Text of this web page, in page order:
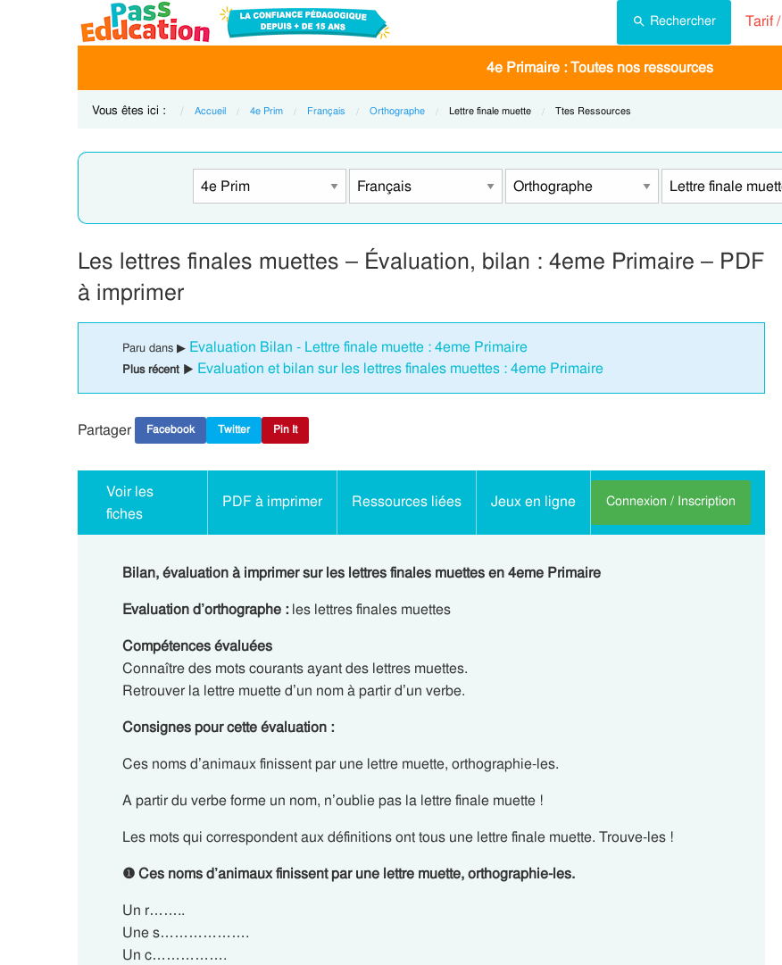
Rechercher Tarif /
4e Primaire : Toutes nos ressources
Vous êtes ici : Accueil 4e Prim Français Orthographe Current:
Lettre finale muette Current:
Ttes Ressources
Les lettres finales muettes – Évaluation, bilan : 4eme Primaire – PDF
à imprimer
Paru dans ▶ Evaluation Bilan - Lettre finale muette : 4eme Primaire
Plus récent ▶ Evaluation et bilan sur les lettres finales muettes : 4eme Primaire
Partager Facebook Twitter Pin It
Voir les
fiches
PDF à imprimer Ressources liées Jeux en ligne Connexion / Inscription
Bilan, évaluation à imprimer sur les lettres finales muettes en 4eme Primaire
Evaluation d’orthographe : les lettres finales muettes
Compétences évaluées
Connaître des mots courants ayant des lettres muettes.
Retrouver la lettre muette d’un nom à partir d’un verbe.
Consignes pour cette évaluation :
Ces noms d’animaux finissent par une lettre muette, orthographie-les.
A partir du verbe forme un nom, n’oublie pas la lettre finale muette !
Les mots qui correspondent aux définitions ont tous une lettre finale muette. Trouve-les !
❶ Ces noms d’animaux finissent par une lettre muette, orthographie-les.
Un r……..
Une s……………….
Un c…………….